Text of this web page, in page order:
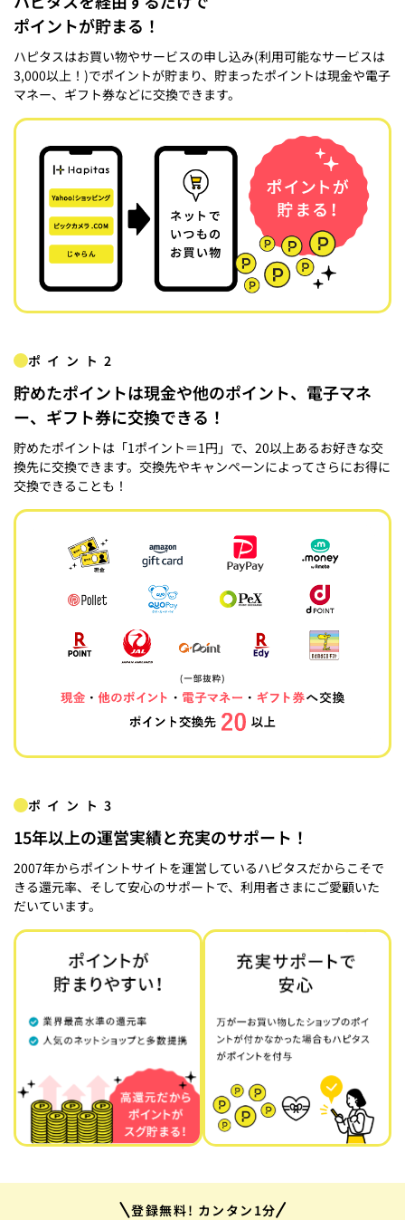
ポイントが貯まる！
ハピタスはお買い物やサービスの申し込み(利用可能なサービスは
3,000以上！)でポイントが貯まり、貯まったポイントは現金や電子
マネー、ギフト券などに交換できます。
ポイント2
貯めたポイントは現金や他のポイント、電子マネ
ー、ギフト券に交換できる！
貯めたポイントは「1ポイント＝1円」で、20以上あるお好きな交
換先に交換できます。交換先やキャンペーンによってさらにお得に
交換できることも！
ポイント3
15年以上の運営実績と充実のサポート！
2007年からポイントサイトを運営しているハピタスだからこそで
きる還元率、そして安心のサポートで、利用者さまにご愛顧いた
だいています。
登録無料! カンタン1分